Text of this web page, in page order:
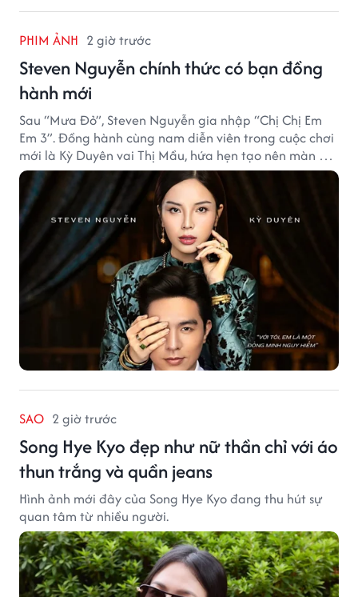
PHIM ẢNH 2 giờ trước
Steven Nguyễn chính thức có bạn đồng
hành mới
Sau “Mưa Đỏ”, Steven Nguyễn gia nhập “Chị Chị Em
Em 3”. Đồng hành cùng nam diễn viên trong cuộc chơi
mới là Kỳ Duyên vai Thị Mầu, hứa hẹn tạo nên màn kết
hợp nhiều bất ngờ.
SAO 2 giờ trước
Song Hye Kyo đẹp như nữ thần chỉ với áo
thun trắng và quần jeans
Hình ảnh mới đây của Song Hye Kyo đang thu hút sự
quan tâm từ nhiều người.